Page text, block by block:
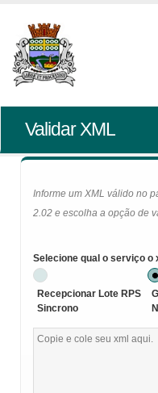
Validar XML
Informe um XML válido no
2.02 e escolha a opção de
Selecione qual o serviço o
Recepcionar Lote RPS
Sincrono